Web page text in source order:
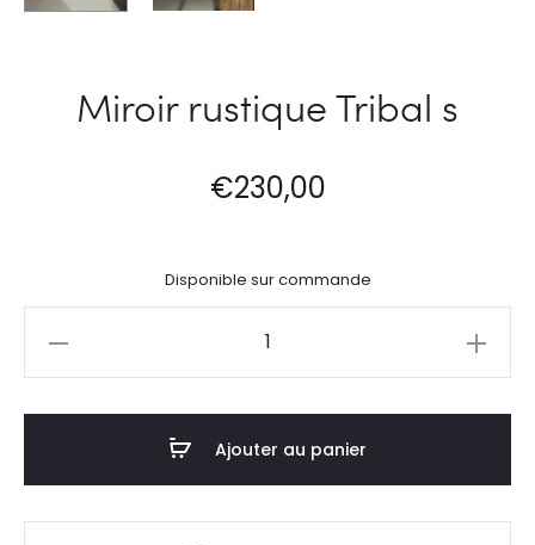
Miroir rustique Tribal s
€230,00
Disponible sur commande
Ajouter au panier